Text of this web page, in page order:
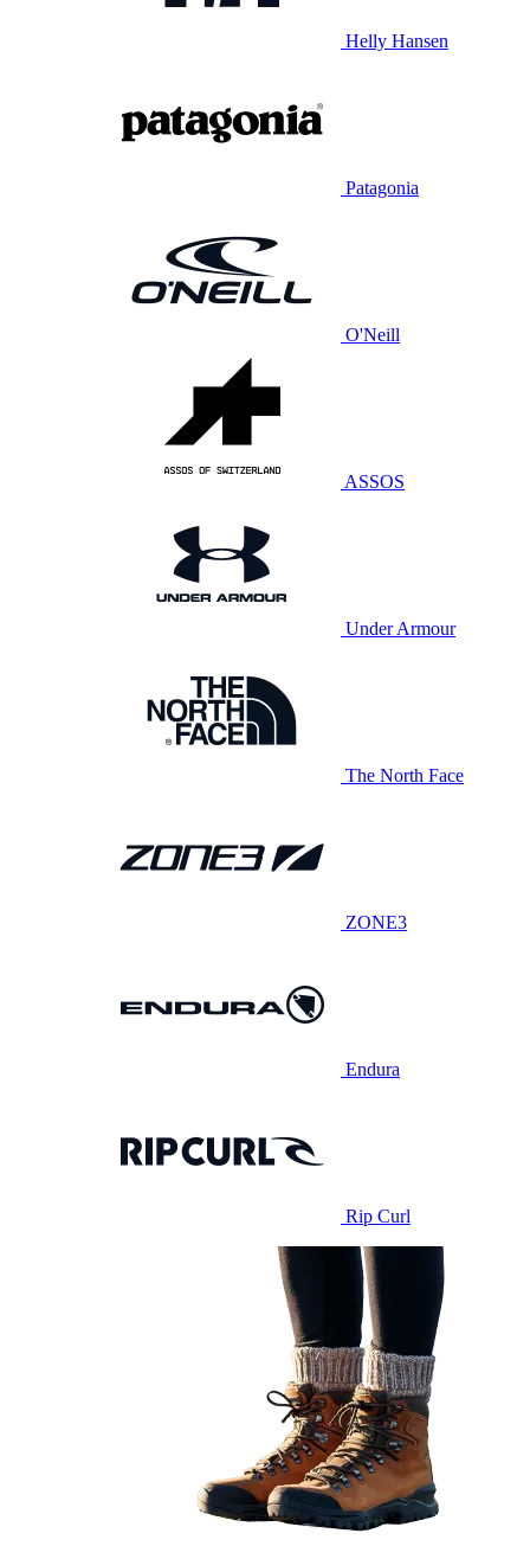
Helly Hansen
Patagonia
O'Neill
ASSOS
Under Armour
The North Face
ZONE3
Endura
Rip Curl